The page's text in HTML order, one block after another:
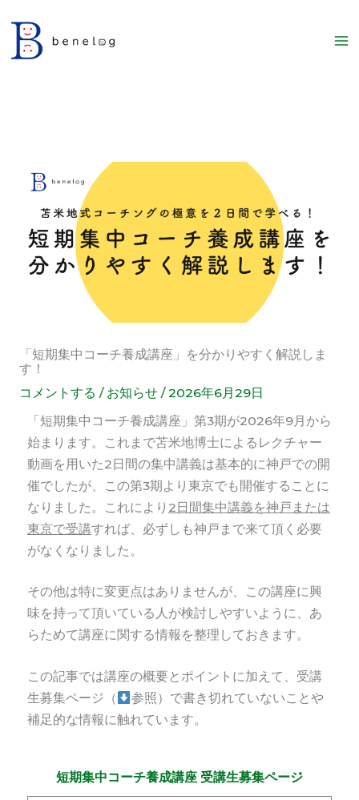
を
「短期集中コーチ養成講座」を分かりやすく解説しま
す！
コメントする / お知らせ/2026年6月29日
「短期集中コーチ養成講座」第3期が2026年9月から
始まります。これまで苫米地博士によるレクチャー
動画を用いた2日間の集中講義は基本的に神戸での開
催でしたが、この第3期より東京でも開催することに
なりました。これにより 2日間集中講義を神戸または
東京で受講すれば、必ずしも神戸まで来て頂く必要
がなくなりました。
その他は特に変更点はありませんが、この講座に興
味を持って頂いている人が検討しやすいように、あ
らためて講座に関する情報を整理しておきます。
この記事では講座の概要とポイントに加えて、受講
生募集ページ（
参照）で書き切れていないことや
補足的な情報に触れています。
短期集中コーチ養成講座 受講生募集ページ